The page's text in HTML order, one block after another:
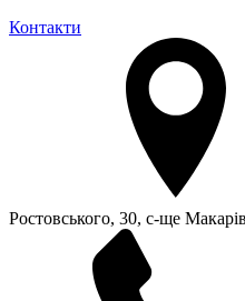
Контакти
Ростовського, 30, с-ще